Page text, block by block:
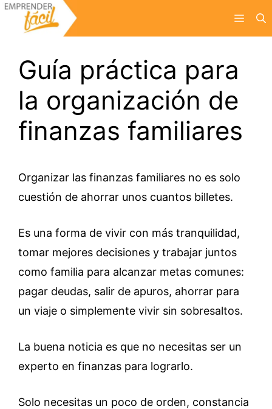
Saltar
Menú
Guía práctica para
la organización de
finanzas familiares
Organizar las finanzas familiares no es solo
cuestión de ahorrar unos cuantos billetes.
Es una forma de vivir con más tranquilidad,
tomar mejores decisiones y trabajar juntos
como familia para alcanzar metas comunes:
pagar deudas, salir de apuros, ahorrar para
un viaje o simplemente vivir sin sobresaltos.
La buena noticia es que no necesitas ser un
experto en finanzas para lograrlo.
Solo necesitas un poco de orden, constancia